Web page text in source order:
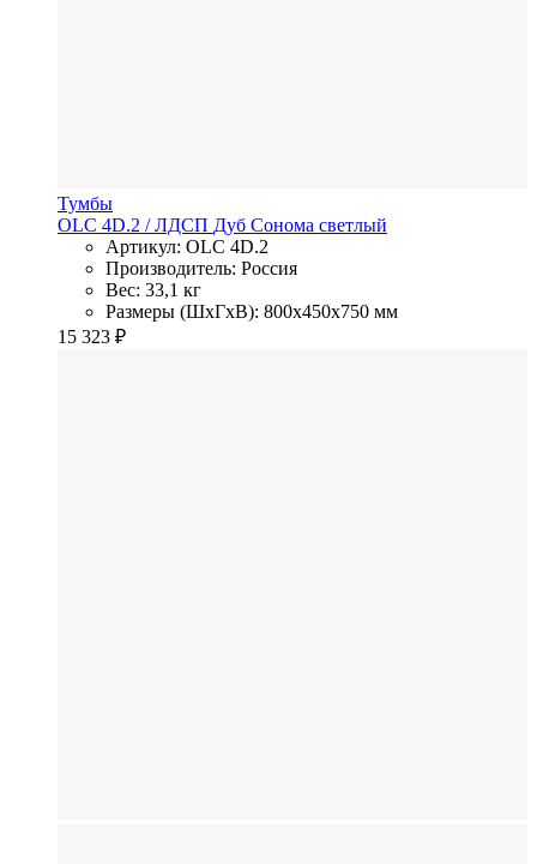
Тумбы
OLC 4D.2 / ЛДСП Дуб Сонома светлый
Артикул: OLC 4D.2
Производитель: Россия
Вес: 33,1 кг
Размеры (ШхГхВ): 800x450x750 мм
15 323 ₽